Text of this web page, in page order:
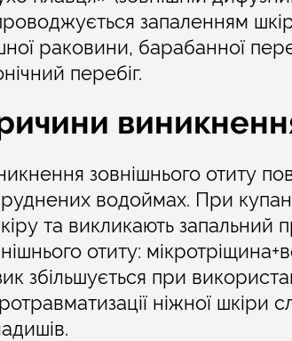
запаленням
раковини, барабанної
перебіг.
зовнішнього отиту
водоймах. При
та викликають запальний
отиту:
збільшується при
ніжної шкіри